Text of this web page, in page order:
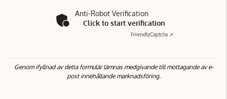
Anti-Robot Verification
Click to start verification
FriendlyCaptcha ⇗
Genom ifyllnad av detta formulär lämnas medgivande till mottagande av e-
post innehållande marknadsföring.